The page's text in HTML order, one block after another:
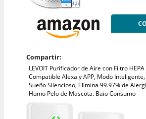
Compartir:
LEVOIT Purificador de Aire con Filtro
Compatible Alexa y APP, Modo
Sueño Silencioso, Elimina 99.97% de
Humo Pelo de Mascota, Bajo Consumo